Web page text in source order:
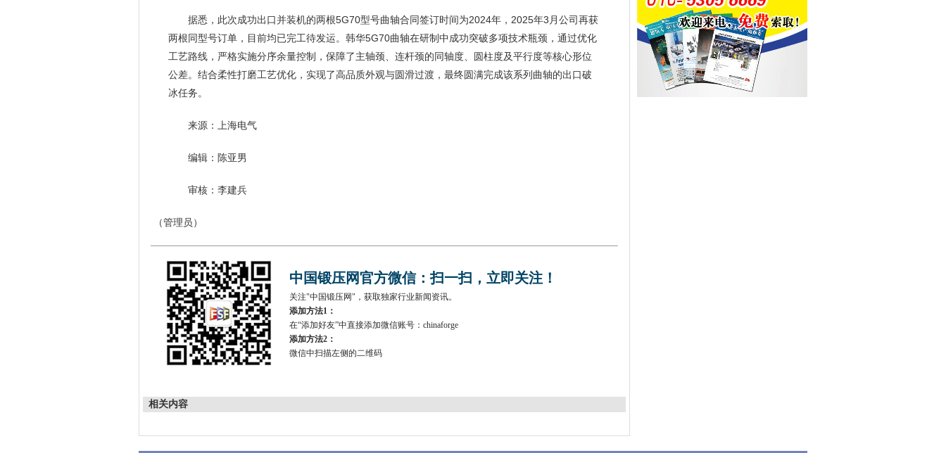
据悉，此次成功出口并装机的两根5G70型号曲轴合同签订时间为2024年，2025年3月公司再获
两根同型号订单，目前均已完工待发运。韩华5G70曲轴在研制中成功突破多项技术瓶颈，通过优化
工艺路线，严格实施分序余量控制，保障了主轴颈、连杆颈的同轴度、圆柱度及平行度等核心形位
公差。结合柔性打磨工艺优化，实现了高品质外观与圆滑过渡，最终圆满完成该系列曲轴的出口破
冰任务。
来源：上海电气
编辑：陈亚男
审核：李建兵
（管理员）
中国锻压网官方微信：扫一扫，立即关注！
关注"中国锻压网"，获取独家行业新闻资讯。
添加方法1：
在“添加好友”中直接添加微信账号：chinaforge
添加方法2：
微信中扫描左侧的二维码
相关内容